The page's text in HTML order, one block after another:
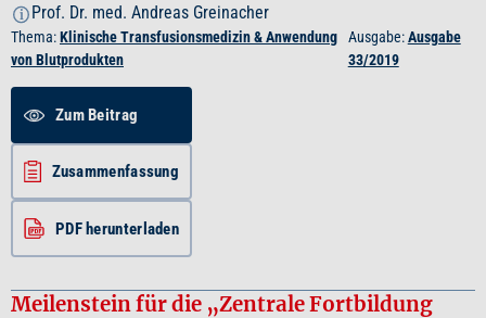
i Prof. Dr. med. Andreas Greinacher
Thema:Klinische Transfusionsmedizin & Anwendung
von Blutprodukten
Ausgabe:Ausgabe
33/2019
Zum Beitrag
Zusammenfassung
PDF herunterladen
Meilenstein für die „Zentrale Fortbildung